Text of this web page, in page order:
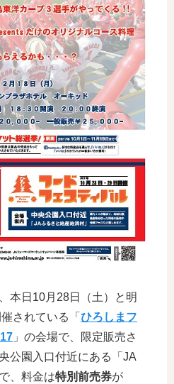
本日10月28日（土）と明
されている「 ひろしまフ
」の会場で、限定販売さ
公園入口付近にある「JA
、料金は特別前売券が